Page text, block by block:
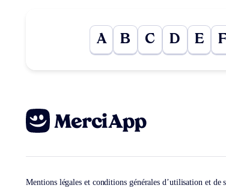
A B C D E
Mentions légales et conditions générales d’utilisation et de